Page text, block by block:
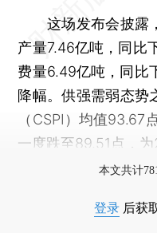
这场发布会披露，
产量7.46亿吨，同比
费量6.49亿吨，同比
降幅。供强需弱态势
（CSPI）均值93.67
一度跌至89.51点，为
本文共计
登录 后获